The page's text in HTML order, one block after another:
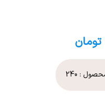
تومان
محصول : 240